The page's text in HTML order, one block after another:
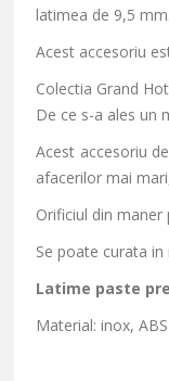
latimea de 9,5 mm.
Acest accesoriu
Colectia Grand
De ce s-a ales un
Acest accesoriu
afacerilor mai
Orificiul din
Se poate curata
Latime paste
Material: inox, ABS